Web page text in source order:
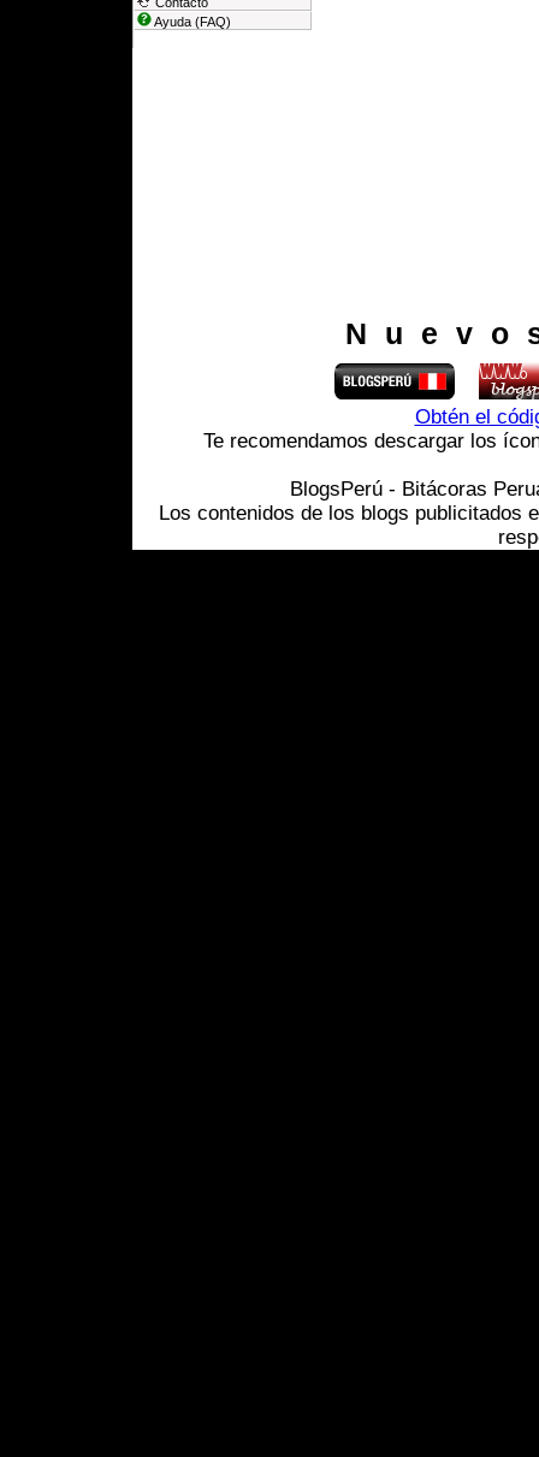
Ayuda (FAQ)
Obtén el
Te recomendamos descargar los
BlogsPerú - Bitácoras
Los contenidos de los blogs publicitados